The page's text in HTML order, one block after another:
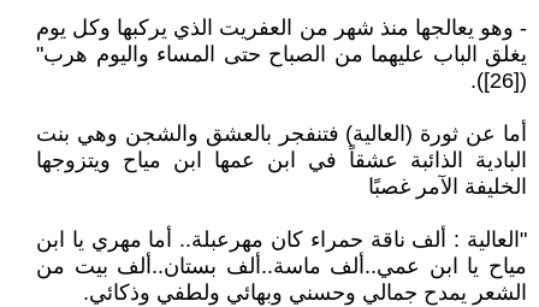
- وهو يعالجها منذ شهر من العفريت الذي يركبها وكل يوم
يغلق الباب عليهما من الصباح حتى المساء واليوم هرب"
([26]).
أما عن ثورة (العالية) فتنفجر بالعشق والشجن وهي بنت
البادية الذائبة عشقاً في ابن عمها ابن مياح ويتزوجها
الخليفة الآمر غصبًا
"العالية : ألف ناقة حمراء كان مهرعبلة.. أما مهري يا ابن
مياح يا ابن عمي..ألف ماسة..ألف بستان..ألف بيت من
الشعر يمدح جمالي وحسني وبهائي ولطفي وذكائي.